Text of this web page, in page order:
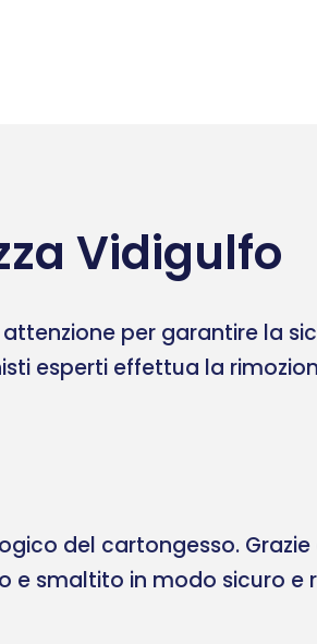
Vidigulfo
per garantire la
esperti effettua la
del cartongesso.
e smaltito in modo sicuro e